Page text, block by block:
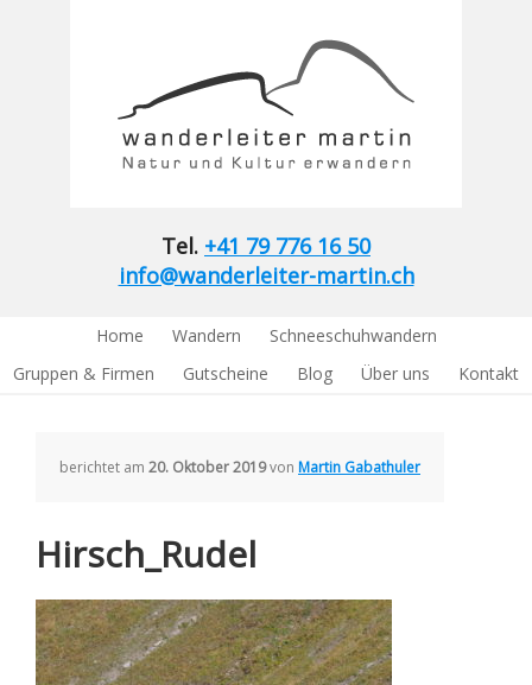
Tel. +41 79 776 16 50
info@wanderleiter-martin.ch
Home Wandern
Schneeschuhwandern
Gruppen & Firmen
Gutscheine Blog Über uns Kontakt
berichtet am 20. Oktober 2019von Martin Gabathuler
Hirsch_Rudel